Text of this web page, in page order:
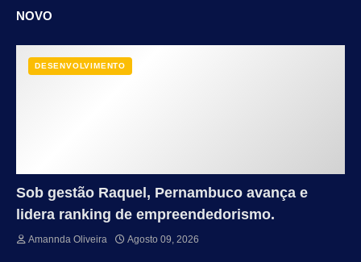
NOVO
DESENVOLVIMENTO
Sob gestão Raquel, Pernambuco avança e
lidera ranking de empreendedorismo.
Amannda Oliveira Agosto 09, 2026